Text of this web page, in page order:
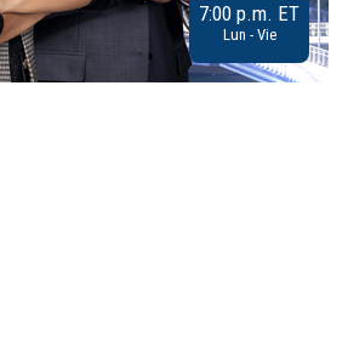
7:00 p.m. ET
Lun - Vie